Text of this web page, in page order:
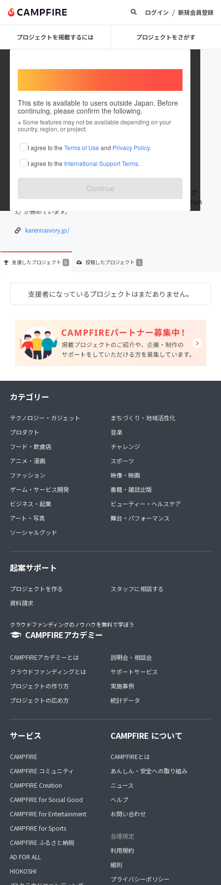
ログイン / 新規会員登録
プロジェクトを掲載するには プロジェクトをさがす
This site is available to users outside Japan. Before
continuing, please confirm the following.
※ Some features may not be available depending on your
country, region, or project.
I agree to the Terms of Use and Privacy Policy.
I agree to the International Support Terms.
Continue
karennaivory
これまでに1件のプロジェクトを投稿しています
在住国：日本 現在地：未設定
出身国：日本 出身地：未設定
TIF2021のグランドフィナーレでデビューした新人アイドルグループ
「可憐なアイボリー」です！ サウンドプロデューサーは「HoneyWork
s」が務めています。
karennaivory.jp/
支援したプロジェクト 0 投稿したプロジェクト 1
支援者になっているプロジェクトはまだありません。
カテゴリー
テクノロジー・ガジェット
プロダクト
フード・飲食店
アニメ・漫画
ファッション
ゲーム・サービス開発
ビジネス・起業
アート・写真
ソーシャルグッド
まちづくり・地域活性化
音楽
チャレンジ
スポーツ
映像・映画
書籍・雑誌出版
ビューティー・ヘルスケア
舞台・パフォーマンス
起案サポート
プロジェクトを作る
資料請求
スタッフに相談する
クラウドファンディングのノウハウを無料で学ぼう
CAMPFIREアカデミー
CAMPFIREアカデミーとは
クラウドファンディングとは
プロジェクトの作り方
プロジェクトの広め方
説明会・相談会
サポートサービス
実施事例
統計データ
サービス
CAMPFIRE
CAMPFIRE コミュニティ
CAMPFIRE Creation
CAMPFIRE for Social Good
CAMPFIRE for Entertainment
CAMPFIRE for Sports
CAMPFIRE ふるさと納税
AD FOR ALL
HIOKOSHI
CAMPFIRE について
CAMPFIREとは
あんしん・安全への取り組み
ニュース
ヘルプ
お問い合わせ
各種規定
利用規約
細則
プライバシーポリシー